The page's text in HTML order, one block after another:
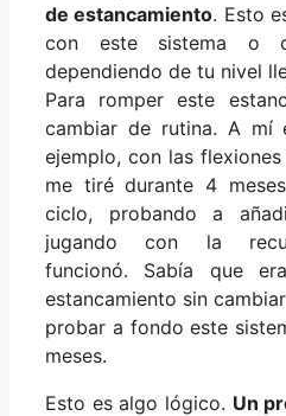
de estancamiento. Esto
con este sistema o
dependiendo de tu nivel
Para romper este
cambiar de rutina. A mí
ejemplo, con las
me tiré durante 4
ciclo, probando a
jugando con la
funcionó. Sabía que
estancamiento sin
probar a fondo este
meses.
Esto es algo lógico. Un